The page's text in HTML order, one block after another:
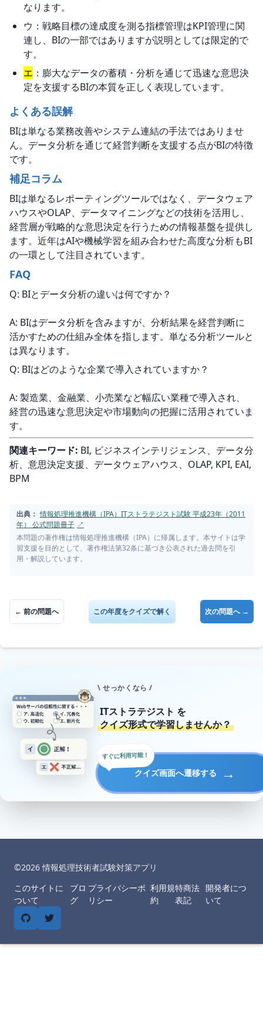
なります。
ウ：戦略目標の達成度を測る指標管理はKPI管理に関
連し、BIの一部ではありますが説明としては限定的で
す。
エ ：膨大なデータの蓄積・分析を通じて迅速な意思決
定を支援するBIの本質を正しく表現しています。
よくある誤解
BIは単なる業務改善やシステム連結の手法ではありませ
ん。データ分析を通じて経営判断を支援する点がBIの特徴
です。
補足コラム
BIは単なるレポーティングツールではなく、データウェア
ハウスやOLAP、データマイニングなどの技術を活用し、
経営層が戦略的な意思決定を行うための情報基盤を提供し
ます。近年はAIや機械学習を組み合わせた高度な分析もBI
の一環として注目されています。
FAQ
Q: BIとデータ分析の違いは何ですか？
A: BIはデータ分析を含みますが、分析結果を経営判断に
活かすための仕組み全体を指します。単なる分析ツールと
は異なります。
Q: BIはどのような企業で導入されていますか？
A: 製造業、金融業、小売業など幅広い業種で導入され、
経営の迅速な意思決定や市場動向の把握に活用されていま
す。
関連キーワード: BI, ビジネスインテリジェンス、データ分
析、意思決定支援、データウェアハウス、OLAP, KPI, EAI,
BPM
出典： 情報処理推進機構（IPA）ITストラテジスト試験 平成23年（2011
年） 公式問題冊子 ↗
本問題の著作権は情報処理推進機構（IPA）に帰属します。本サイトは学
習支援を目的として、著作権法第32条に基づき公表された過去問を引
用・解説しています。
← 前の問題へ この年度をクイズで解く 次の問題へ →
\ せっかくなら /
ITストラテジスト を
クイズ形式で学習しませんか？
クイズ画面へ遷移する →
すぐに利用可能！
©︎2026情報処理技術者試験対策アプリ
このサイトに
ついて
ブロ
グ
プライバシーポ
リシー
利用規
約
特商法
表記
開発者につ
いて